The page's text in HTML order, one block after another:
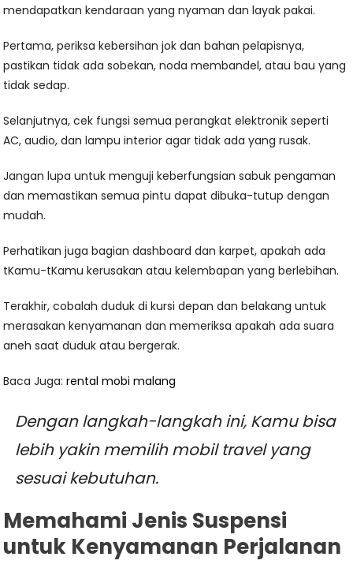
mendapatkan kendaraan yang nyaman dan layak pakai.
Pertama, periksa kebersihan jok dan bahan pelapisnya,
pastikan tidak ada sobekan, noda membandel, atau bau yang
tidak sedap.
Selanjutnya, cek fungsi semua perangkat elektronik seperti
AC, audio, dan lampu interior agar tidak ada yang rusak.
Jangan lupa untuk menguji keberfungsian sabuk pengaman
dan memastikan semua pintu dapat dibuka-tutup dengan
mudah.
Perhatikan juga bagian dashboard dan karpet, apakah ada
tKamu-tKamu kerusakan atau kelembapan yang berlebihan.
Terakhir, cobalah duduk di kursi depan dan belakang untuk
merasakan kenyamanan dan memeriksa apakah ada suara
aneh saat duduk atau bergerak.
Baca Juga:rental mobi malang
Dengan langkah-langkah ini, Kamu bisa
lebih yakin memilih mobil travel yang
sesuai kebutuhan.
Memahami Jenis Suspensi
untuk Kenyamanan Perjalanan